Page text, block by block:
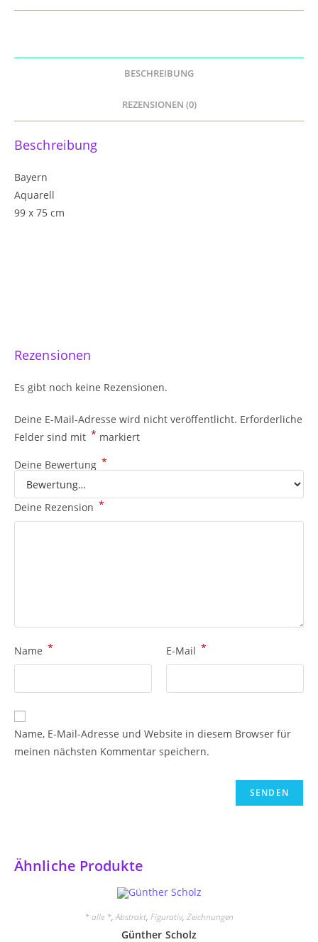
BESCHREIBUNG
REZENSIONEN (0)
Beschreibung
Bayern
Aquarell
99 x 75 cm
Rezensionen
Es gibt noch keine Rezensionen.
Deine E-Mail-Adresse wird nicht veröffentlicht. Erforderliche
Felder sind mit * markiert
Deine Bewertung *
Deine Rezension *
Name * E-Mail *
Name, E-Mail-Adresse und Website in diesem Browser für
meinen nächsten Kommentar speichern.
Ähnliche Produkte
* alle *,Abstrakt, Figurativ, Zeichnungen
Günther Scholz